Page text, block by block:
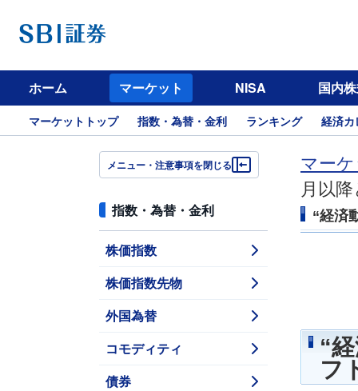
ホーム マーケット NISA 国内
マーケットトップ 指数・為替・金利 ランキング 経済
メニュー・注意事項を閉じる
指数・為替・金利
株価指数
株価指数先物
外国為替
コモディティ
債券
マー
月以
“経済
“
フ